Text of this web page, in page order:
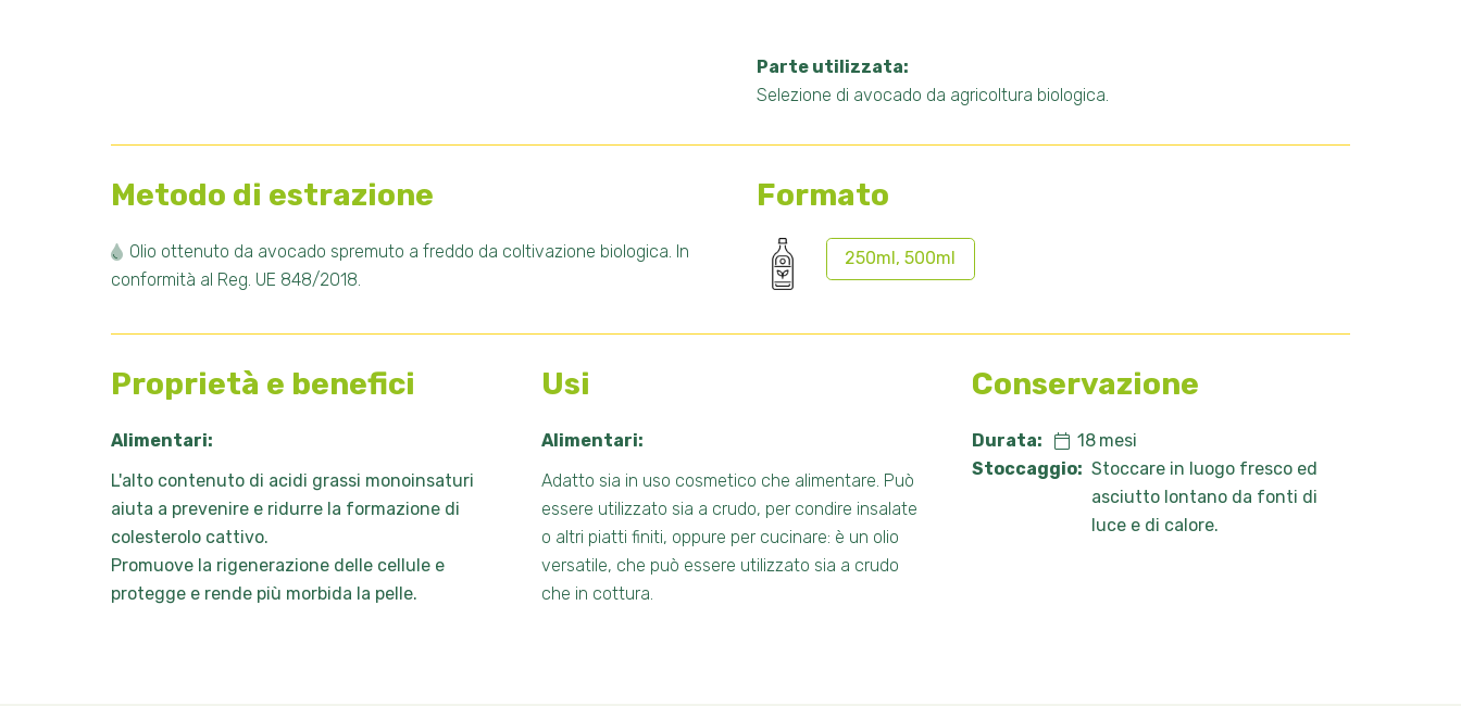
Parte utilizzata:
Selezione di avocado da agricoltura biologica.
Metodo di estrazione
Olio ottenuto da avocado spremuto a freddo da coltivazione biologica. In
conformità al Reg. UE 848/2018.
Formato
250ml, 500ml
Proprietà e benefici
Alimentari:
L'alto contenuto di acidi grassi monoinsaturi
aiuta a prevenire e ridurre la formazione di
colesterolo cattivo.
Promuove la rigenerazione delle cellule e
protegge e rende più morbida la pelle.
Usi
Alimentari:
Adatto sia in uso cosmetico che alimentare. Può
essere utilizzato sia a crudo, per condire insalate
o altri piatti finiti, oppure per cucinare: è un olio
versatile, che può essere utilizzato sia a crudo
che in cottura.
Conservazione
Durata: 18 mesi
Stoccaggio: Stoccare in luogo fresco ed
asciutto lontano da fonti di
luce e di calore.